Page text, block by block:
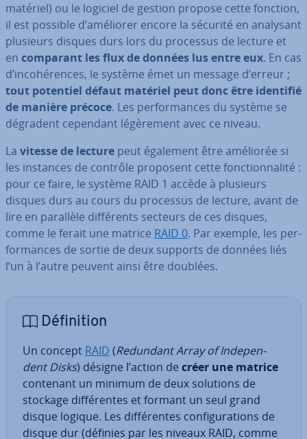
matériel) ou le logiciel de gestion propose cette fonction,
il est possible d’améliorer encore la sécurité en analysant
plusieurs disques durs lors du processus de lecture et
en comparant les flux de données lus entre eux. En cas
d’in­co­hé­rences, le système émet un message d’erreur ;
tout potentiel défaut matériel peut donc être identifié
de manière précoce. Les per­for­mances du système se
dégradent cependant lé­gè­re­ment avec ce niveau.
La vitesse de lecture peut également être améliorée si
les instances de contrôle proposent cette fonc­tion­na­lité :
pour ce faire, le système RAID 1 accède à plusieurs
disques durs au cours du processus de lecture, avant de
lire en parallèle dif­fé­rents secteurs de ces disques,
comme le ferait une matrice RAID 0. Par exemple, les per­
for­mances de sortie de deux supports de données liés
l’un à l’autre peuvent ainsi être doublées.
Dé­fi­ni­tion
Un concept RAID (Redundant Array of In­de­pen­
dent Disks) désigne l’action de créer une matrice
contenant un minimum de deux solutions de
stockage dif­fé­rentes et formant un seul grand
disque logique. Les dif­fé­rentes con­fi­gu­ra­tions de
disque dur (définies par les niveaux RAID, comme